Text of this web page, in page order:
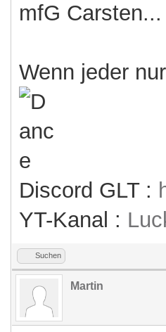
mfG Carsten...
Wenn jeder
Discord GLT :
YT-Kanal :
Suchen
Martin